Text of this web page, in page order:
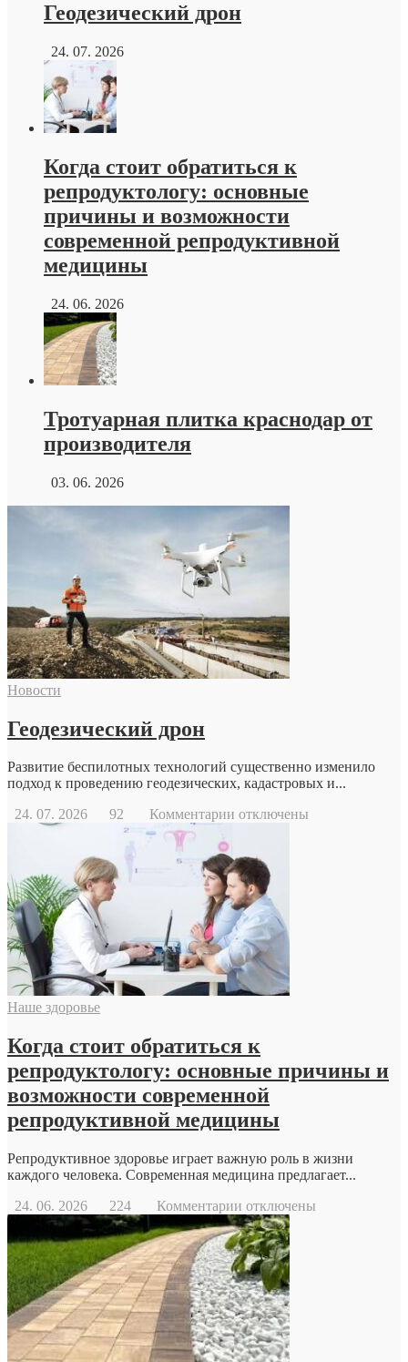
Геодезический дрон
24. 07. 2026
Когда стоит обратиться к
репродуктологу: основные
причины и возможности
современной репродуктивной
медицины
24. 06. 2026
Тротуарная плитка краснодар от
производителя
03. 06. 2026
Новости
Геодезический дрон
Развитие беспилотных технологий существенно изменило
подход к проведению геодезических, кадастровых и...
24. 07. 2026
92 Комментарии к
дрон
отключены
Наше здоровье
Когда стоит обратиться к
репродуктологу: основные причины и
возможности современной
репродуктивной медицины
Репродуктивное здоровье играет важную роль в жизни
каждого человека. Современная медицина предлагает...
24. 06. 2026
224 Комментарии к
записи
Когда
стоит
обратиться
к
репродуктологу:
основные
причины
и
отключены